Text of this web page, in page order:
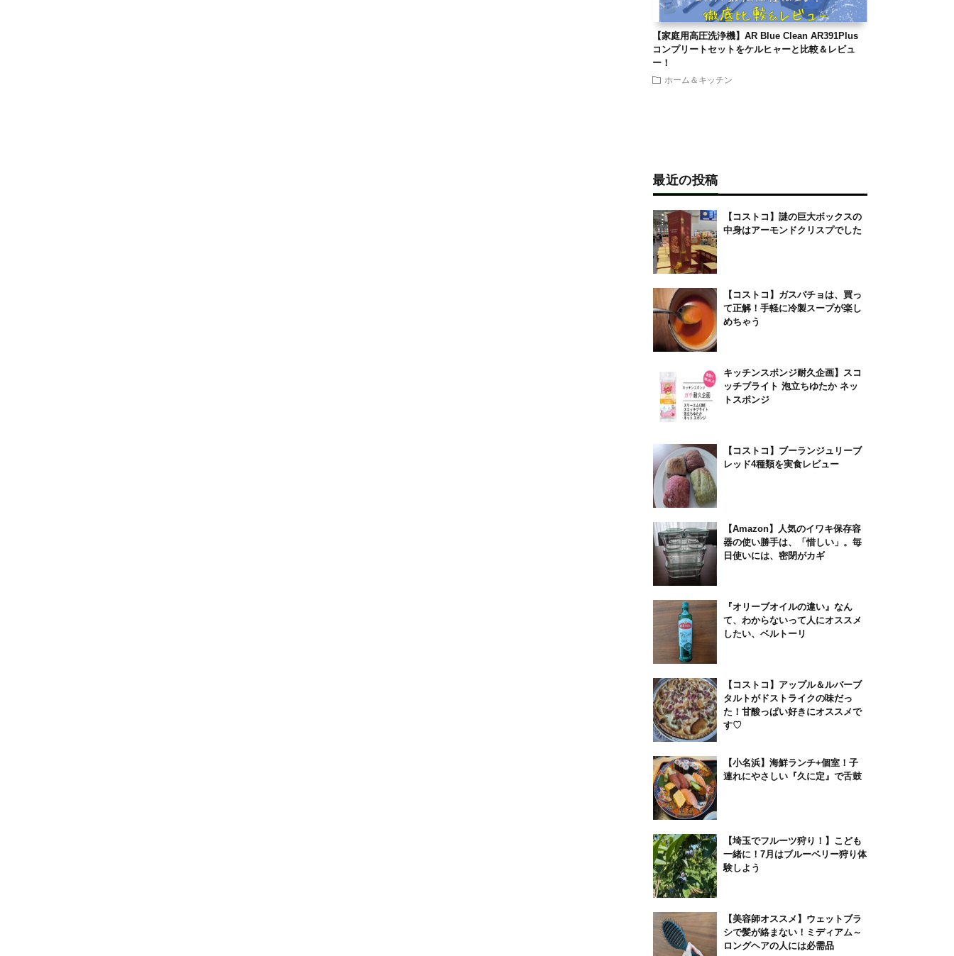
【家庭用高圧洗浄機】AR Blue Clean AR391Plus
コンプリートセットをケルヒャーと比較＆レビュ
ー！
ホーム＆キッチン
最近の投稿
【コストコ】謎の巨大ボックスの
中身はアーモンドクリスプでした
【コストコ】ガスパチョは、買っ
て正解！手軽に冷製スープが楽し
めちゃう
キッチンスポンジ耐久企画】スコ
ッチブライト 泡立ちゆたか ネッ
トスポンジ
【コストコ】ブーランジュリーブ
レッド4種類を実食レビュー
【Amazon】人気のイワキ保存容
器の使い勝手は、「惜しい」。毎
日使いには、密閉がカギ
『オリーブオイルの違い』なん
て、わからないって人にオススメ
したい、ベルトーリ
【コストコ】アップル＆ルバーブ
タルトがドストライクの味だっ
た！甘酸っぱい好きにオススメで
す♡
【小名浜】海鮮ランチ+個室！子
連れにやさしい『久に定』で舌鼓
【埼玉でフルーツ狩り！】こども
一緒に！7月はブルーベリー狩り体
験しよう
【美容師オススメ】ウェットブラ
シで髪が絡まない！ミディアム～
ロングヘアの人には必需品